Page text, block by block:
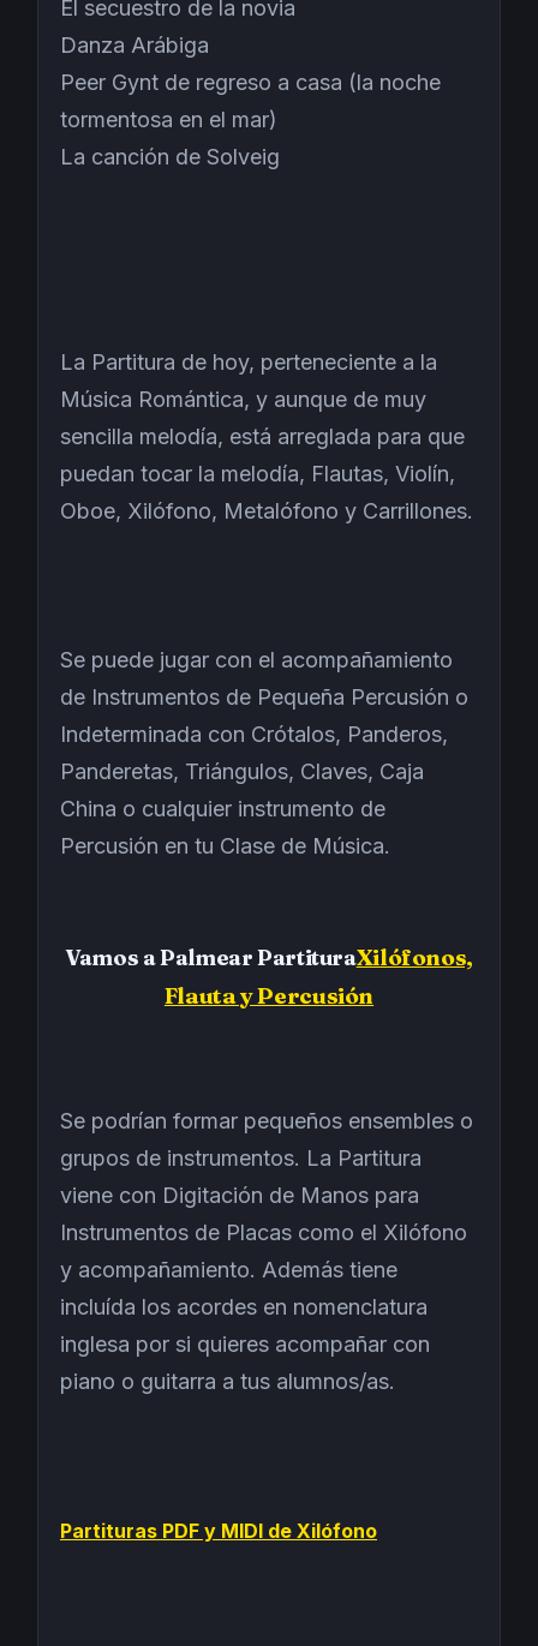
El secuestro de la novia
Danza Arábiga
Peer Gynt de regreso a casa (la noche
tormentosa en el mar)
La canción de Solveig
La Partitura de hoy, perteneciente a la
Música Romántica, y aunque de muy
sencilla melodía, está arreglada para que
puedan tocar la melodía, Flautas, Violín,
Oboe, Xilófono, Metalófono y Carrillones.
Se puede jugar con el acompañamiento
de Instrumentos de Pequeña Percusión o
Indeterminada con Crótalos, Panderos,
Panderetas, Triángulos, Claves, Caja
China o cualquier instrumento de
Percusión en tu Clase de Música.
Vamos a Palmear PartituraXilófonos,
Flauta y Percusión
Se podrían formar pequeños ensembles o
grupos de instrumentos. La Partitura
viene con Digitación de Manos para
Instrumentos de Placas como el Xilófono
y acompañamiento. Además tiene
incluída los acordes en nomenclatura
inglesa por si quieres acompañar con
piano o guitarra a tus alumnos/as.
Partituras PDF y MIDI de Xilófono